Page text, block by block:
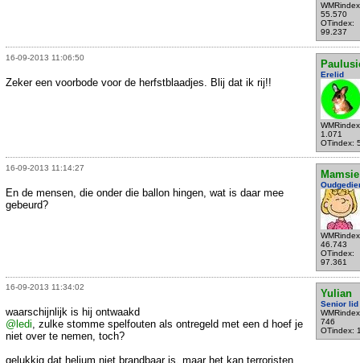
55.570
OTindex:
99.237
16-09-2013 11:06:50
Erelid
1.071
OTindex:
Zeker een voorbode voor de herfstblaadjes. Blij dat ik rij!!
16-09-2013 11:14:27
Mamsie
46.743
OTindex:
97.361
En de mensen, die onder die ballon hingen, wat is daar mee
gebeurd?
16-09-2013 11:34:02
Yulian
Senior lid
746
OTindex:
waarschijnlijk is hij ontwaakd
@ledi, zulke stomme spelfouten als ontregeld met een d hoef je
niet over te nemen, toch?
gelukkig dat helium niet brandbaar is, maar het kan terroristen